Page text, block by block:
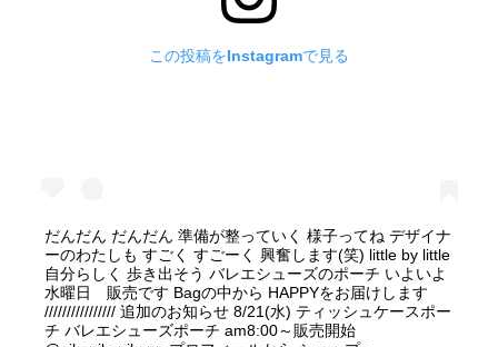
この投稿をInstagramで見る
だんだん だんだん 準備が整っていく 様子ってね デザイナ
ーのわたしも すごく すごーく 興奮します(笑) little by little
自分らしく 歩き出そう バレエシューズのポーチ いよいよ
水曜日 販売です Bagの中から HAPPYをお届けします
//////////////// 追加のお知らせ 8/21(水) ティッシュケースポー
チ バレエシューズポーチ am8:00～販売開始